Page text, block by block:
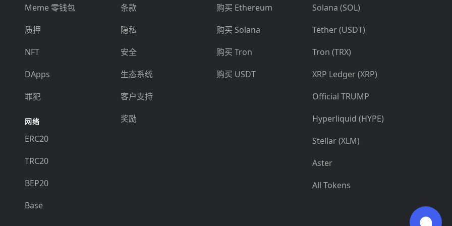
Meme 零钱包
质押
NFT
DApps
罪犯
网络
ERC20
TRC20
BEP20
Base
条款
隐私
安全
生态系统
客户支持
奖励
购买 Ethereum
购买 Solana
购买 Tron
购买 USDT
Solana (SOL)
Tether (USDT)
Tron (TRX)
XRP Ledger (XRP)
Official TRUMP
Hyperliquid (HYPE)
Stellar (XLM)
Aster
All Tokens